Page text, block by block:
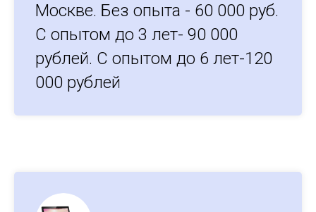
Москве. Без опыта - 60 000 руб.
С опытом до 3 лет- 90 000
рублей. С опытом до 6 лет-120
000 рублей